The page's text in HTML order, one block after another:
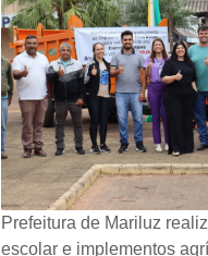
Prefeitura de Mariluz
escolar e implementos